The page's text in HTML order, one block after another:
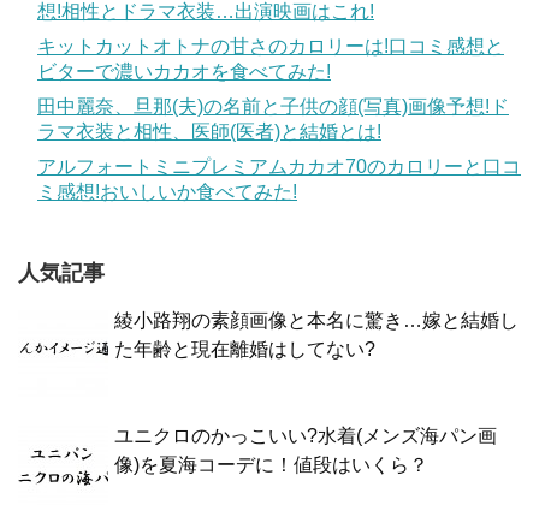
想!相性とドラマ衣装…出演映画はこれ!
キットカットオトナの甘さのカロリーは!口コミ感想と
ビターで濃いカカオを食べてみた!
田中麗奈、旦那(夫)の名前と子供の顔(写真)画像予想!ド
ラマ衣装と相性、医師(医者)と結婚とは!
アルフォートミニプレミアムカカオ70のカロリーと口コ
ミ感想!おいしいか食べてみた!
人気記事
綾小路翔の素顔画像と本名に驚き…嫁と結婚し
た年齢と現在離婚はしてない?
ユニクロのかっこいい?水着(メンズ海パン画
像)を夏海コーデに！値段はいくら？